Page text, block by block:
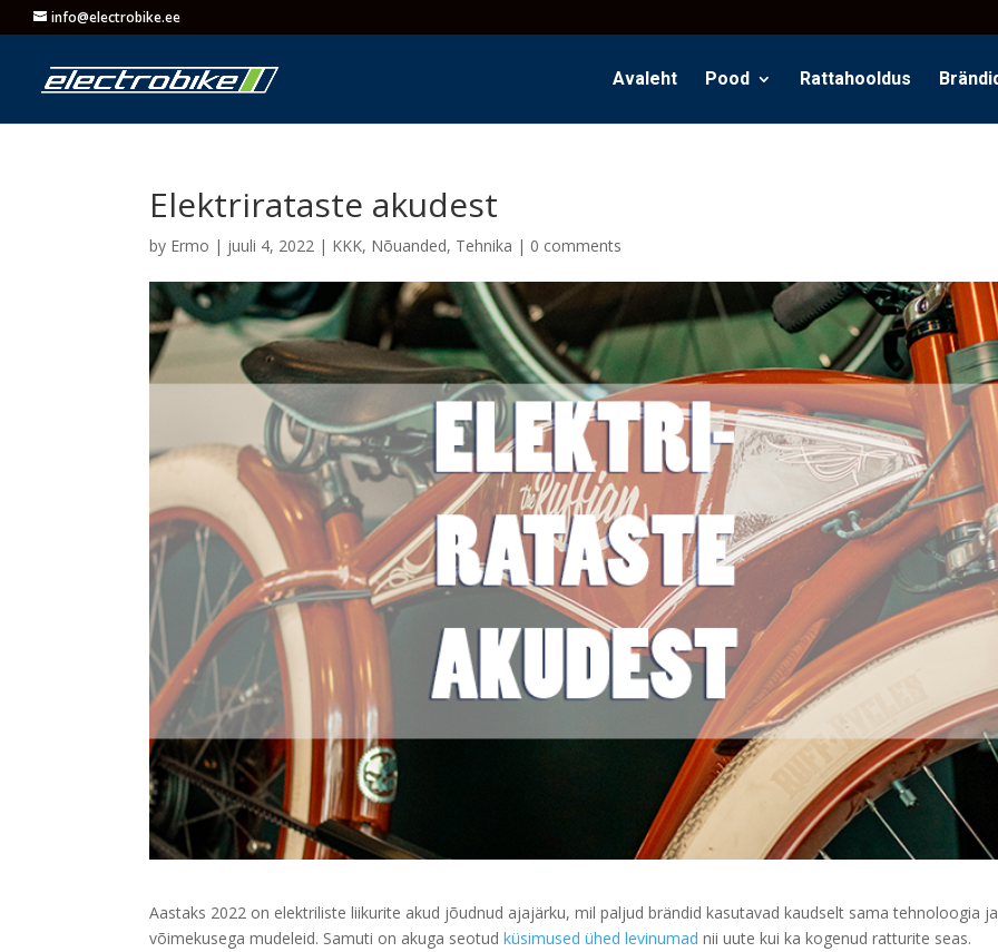
info@electrobike.ee
Avaleht Pood Rattahooldus
Elektrirataste akudest
by Ermo | juuli 4, 2022 | KKK, Nõuanded, Tehnika | 0 comments
Aastaks 2022 on elektriliste liikurite akud jõudnud ajajärku, mil paljud brändid kasutavad kaudselt sama tehnoloogia ja
võimekusega mudeleid. Samuti on akuga seotudküsimused ühed levinumad nii uute kui ka kogenud ratturite seas.